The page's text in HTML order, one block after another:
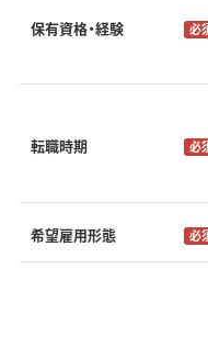
保有資格・経験 必
転職時期 必
希望雇用形態 必